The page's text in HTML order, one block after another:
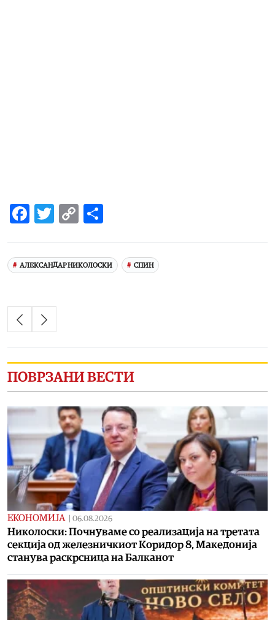
Facebook
Twitter
Copy
АЛЕКСАНДАР НИКОЛОСКИ СПИН
ПОВРЗАНИ ВЕСТИ
ЕКОНОМИЈА 06.08.2026
Николоски: Почнуваме со реализација на третата
секција од железничкиот Коридор 8, Македонија
станува раскрсница на Балканот